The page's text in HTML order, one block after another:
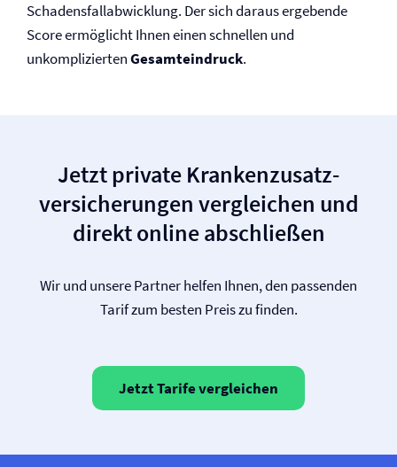
Schadensfallabwicklung. Der sich daraus ergebende
Score ermöglicht Ihnen einen schnellen und
unkompliziertenGesamteindruck.
Jetzt private Krankenzusatz­
versicherungen vergleichen und
direkt online abschließen
Wir und unsere Partner helfen Ihnen, den passenden
Tarif zum besten Preis zu finden.
Jetzt Tarife vergleichen